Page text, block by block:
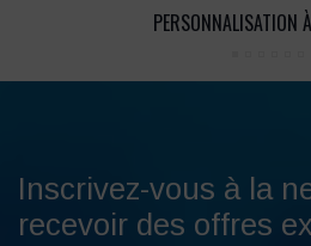
PERSONNALISATION
Inscrivez-vous à la
recevoir des offres